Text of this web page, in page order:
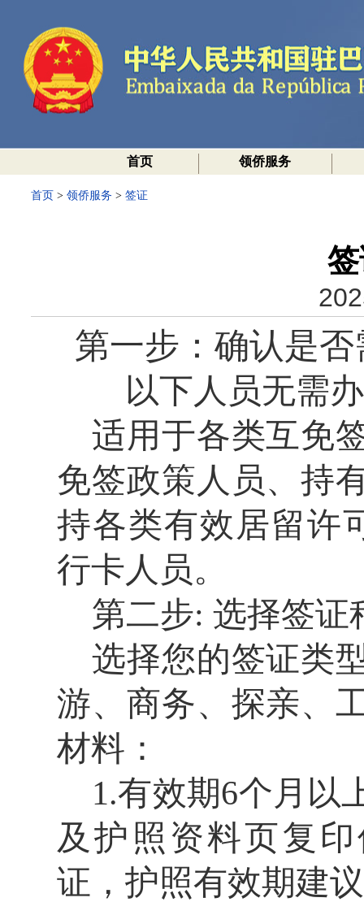
首页 领侨服务
首页 > 领侨服务 > 签证
第一步：确认是
以下人员无需
适用于各类互免
免签政策人员、持
持各类有效居留许
行卡人员。
第二步: 选择签证
选择您的签证类
游、商务、探亲、
材料：
1.有效期6个月以
及护照资料页复
证，护照有效期建